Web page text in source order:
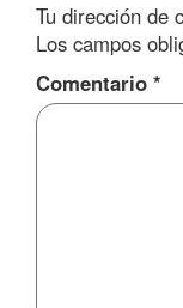
Tu dirección de
Los campos
Comentario *